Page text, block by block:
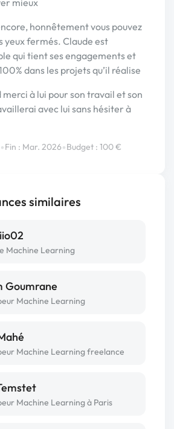
honnêtement vous pouvez
yeux fermés. Claude est
qui tient ses engagements et
dans les projets qu’il réalise
merci à lui pour son travail et son
avec lui sans hésiter à
•Fin : Mar. 2026•Budget : 100 €
similaires
Machine Learning
Goumrane
Machine Learning
Machine Learning freelance
Machine Learning à Paris